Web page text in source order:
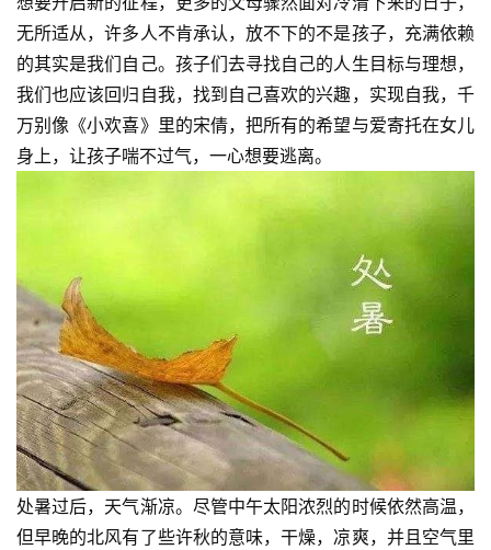
无所适从，许多人不肯承认，放不下的不是孩子，充满依赖
的其实是我们自己。孩子们去寻找自己的人生目标与理想，
我们也应该回归自我，找到自己喜欢的兴趣，实现自我，千
万别像《小欢喜》里的宋倩，把所有的希望与爱寄托在女儿
身上，让孩子喘不过气，一心想要逃离。
处暑过后，天气渐凉。尽管中午太阳浓烈的时候依然高温，
但早晚的北风有了些许秋的意味，干燥，凉爽，并且空气里